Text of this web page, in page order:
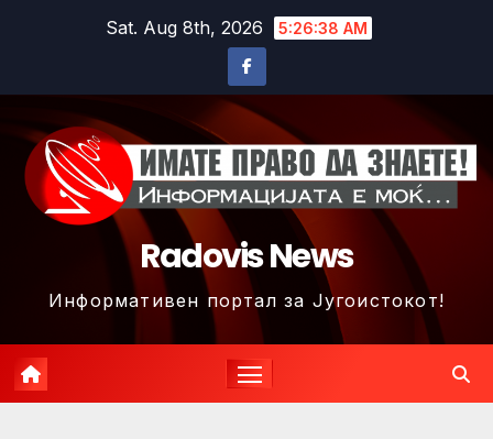
Sat. Aug 8th, 2026 5:26:41 AM
Radovis News
Информативен портал за Југоистокот!